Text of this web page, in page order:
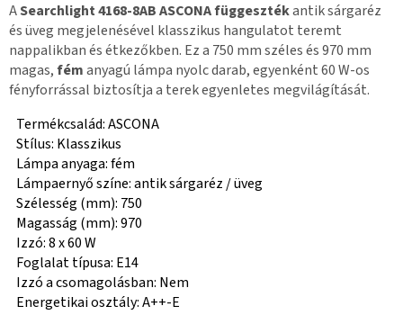
ASearchlight 4168-8AB ASCONA függesztékantik sárgaréz
és üveg megjelenésével klasszikus hangulatot teremt
nappalikban és étkezőkben. Ez a 750 mm széles és 970 mm
magas,fémanyagú lámpa nyolc darab, egyenként 60 W-os
fényforrással biztosítja a terek egyenletes megvilágítását.
Termékcsalád: ASCONA
Stílus: Klasszikus
Lámpa anyaga: fém
Lámpaernyő színe: antik sárgaréz / üveg
Szélesség (mm): 750
Magasság (mm): 970
Izzó: 8 x 60 W
Foglalat típusa: E14
Izzó a csomagolásban: Nem
Energetikai osztály: A++-E